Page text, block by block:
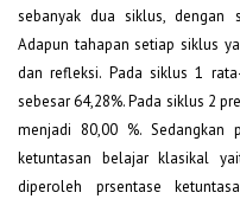
sebanyak dua siklus, dengan
Adapun tahapan setiap siklus
dan refleksi. Pada siklus 1
sebesar 64,28%. Pada siklus 2
menjadi 80,00 %.
ketuntasan belajar klasikal
diperoleh prsentase